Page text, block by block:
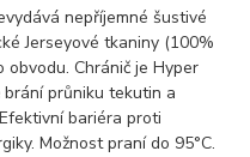
nepříjemné šustivé
Jerseyové tkaniny (100%
obvodu. Chránič je Hyper
průniku tekutin a
bariéra proti
Možnost praní do 95°C.